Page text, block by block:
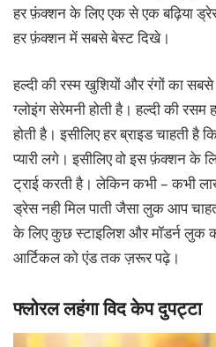
हर फ़ंक्शन के लिए एक से एक बढ़िया
हर फ़ंक्शन में सबसे बेस्ट दिखे।
हल्दी की रस्म खुशियों और रंगों का
ग्लोइंग सेरेमनी होती है। हल्दी की
होती है। इसीलिए हर ब्राइड चाहती
प्यारी लगे। इसीलिए वो इस फ़ंक्शन
ट्राई करती है। लेकिन कभी – कभी
ड्रेस नही मिल पाती जैसा लुक आप
के लिए कुछ स्टाइलिश और मॉडर्न लुक
आर्टिकल को एंड तक ज़रूर पढ़े।
फ्लोरल लहंगा विद केप दुपट्टा